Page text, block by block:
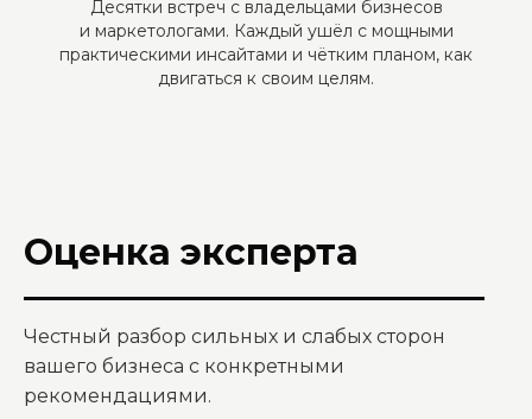
Десятки встреч с владельцами бизнесов
и маркетологами. Каждый ушёл с мощными
практическими инсайтами и чётким планом, как
двигаться к своим целям.
Оценка эксперта
Честный разбор сильных и слабых сторон
вашего бизнеса с конкретными
рекомендациями.